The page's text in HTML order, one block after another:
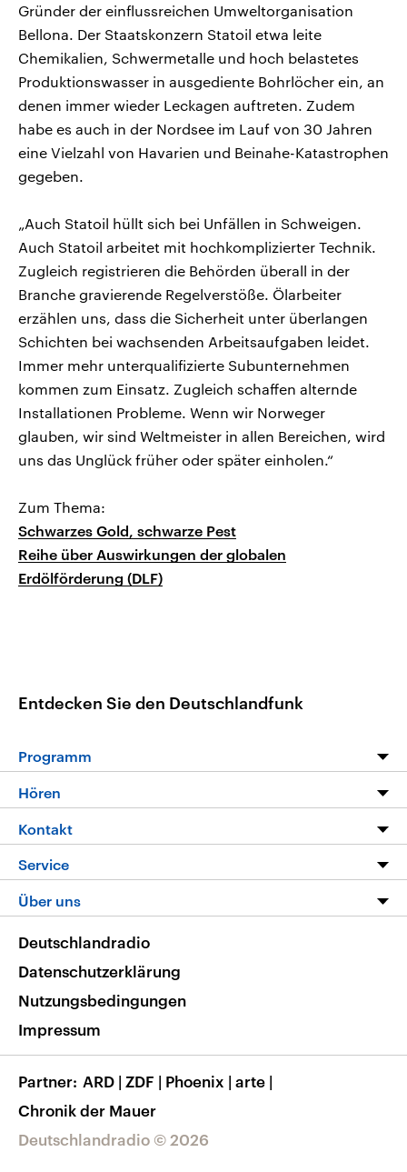
Gründer der einflussreichen Umweltorganisation
Bellona. Der Staatskonzern Statoil etwa leite
Chemikalien, Schwermetalle und hoch belastetes
Produktionswasser in ausgediente Bohrlöcher ein, an
denen immer wieder Leckagen auftreten. Zudem
habe es auch in der Nordsee im Lauf von 30 Jahren
eine Vielzahl von Havarien und Beinahe-Katastrophen
gegeben.
„Auch Statoil hüllt sich bei Unfällen in Schweigen.
Auch Statoil arbeitet mit hochkomplizierter Technik.
Zugleich registrieren die Behörden überall in der
Branche gravierende Regelverstöße. Ölarbeiter
erzählen uns, dass die Sicherheit unter überlangen
Schichten bei wachsenden Arbeitsaufgaben leidet.
Immer mehr unterqualifizierte Subunternehmen
kommen zum Einsatz. Zugleich schaffen alternde
Installationen Probleme. Wenn wir Norweger
glauben, wir sind Weltmeister in allen Bereichen, wird
uns das Unglück früher oder später einholen.“
Zum Thema:
Schwarzes Gold, schwarze Pest
Reihe über Auswirkungen der globalen
Erdölförderung (DLF)
Entdecken Sie den Deutschlandfunk
Programm
Die Nachrichten
Nachrichtenleicht
Neue Beiträge auf dlf.de
Hören
Livestream
Podcasts
Deutschlandfunk App
Nachrichten App
Frequenzen
Kontakt
Hörerservice
Service
FAQ
Veranstaltungen
Musikliste
RSS
Über uns
Barrierefreiheit
Deutschlandradio © 2026
Deutschlandradio
Datenschutzerklärung
Nutzungsbedingungen
Impressum
Partner ARD | ZDF | Phoenix | arte |
Chronik der Mauer